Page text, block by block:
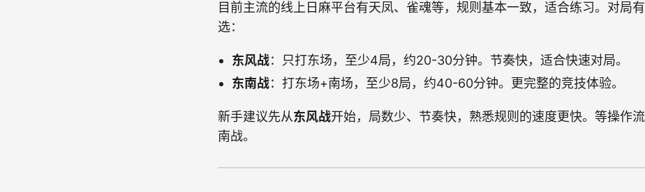
目前主流的线上日麻平台有天凤、雀魂等，规则基本一致，适合练习。对局
选：
东风战：只打东场，至少4局，约20-30分钟。节奏快，适合快速对局。
东南战：打东场+南场，至少8局，约40-60分钟。更完整的竞技体验。
新手建议先从东风战开始，局数少、节奏快，熟悉规则的速度更快。等操作
南战。